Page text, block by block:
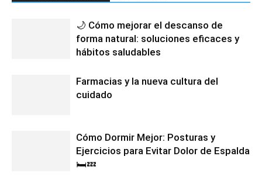
🌙 Cómo mejorar el descanso de
forma natural: soluciones eficaces y
hábitos saludables
Farmacias y la nueva cultura del
cuidado
Cómo Dormir Mejor: Posturas y
Ejercicios para Evitar Dolor de Espalda
🛏️💤